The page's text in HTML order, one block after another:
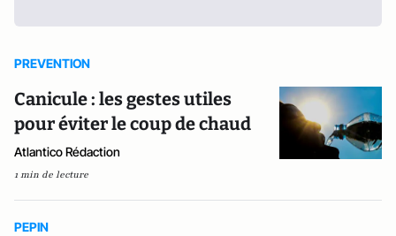
PREVENTION
Canicule : les gestes utiles
pour éviter le coup de chaud
Atlantico Rédaction
1 min de lecture
PEPIN